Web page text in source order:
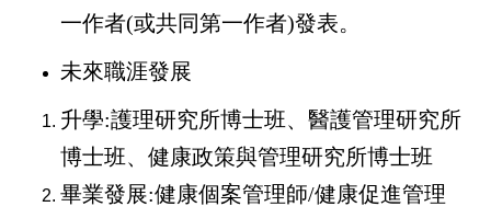
一作者(或共同第一作者)發表。
未來職涯發展
升學:護理研究所博士班、醫護管理研究所
博士班、健康政策與管理研究所博士班
畢業發展:健康個案管理師/健康促進管理